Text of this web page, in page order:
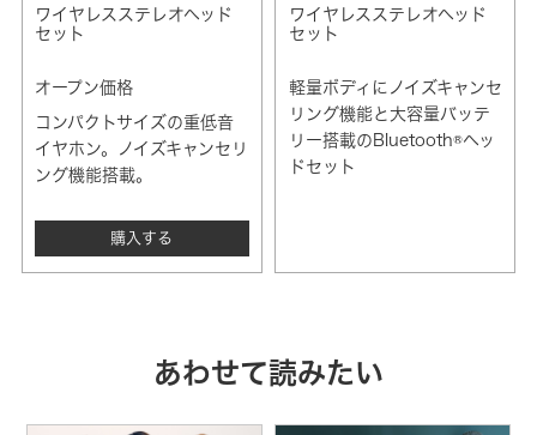
ワイヤレスステレオヘッド
セット
オープン価格
コンパクトサイズの重低音
イヤホン。ノイズキャンセリ
ング機能搭載。
購入する
ワイヤレスステレオヘッド
セット
軽量ボディにノイズキャンセ
リング機能と大容量バッテ
リー搭載のBluetooth®ヘッ
ドセット
あわせて読みたい